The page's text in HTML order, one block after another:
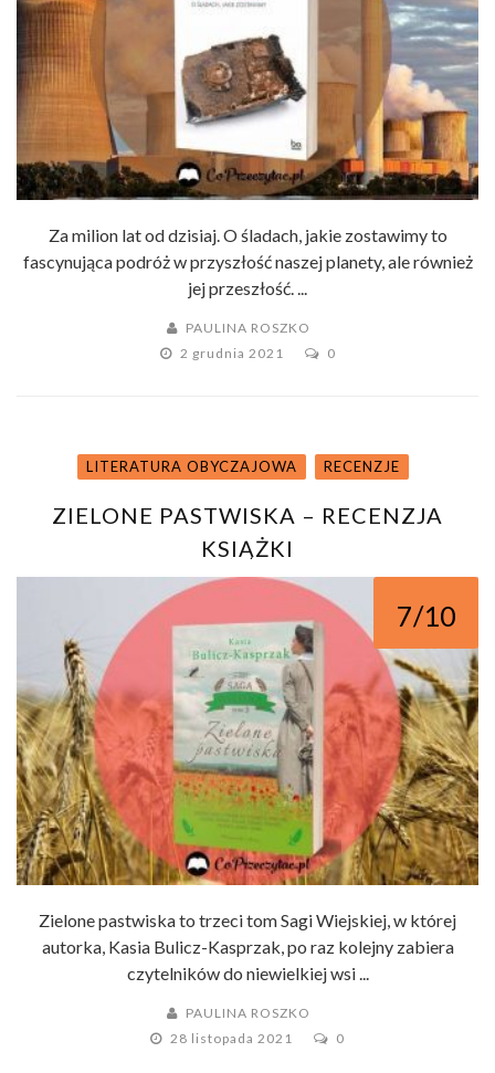
Za milion lat od dzisiaj. O śladach, jakie zostawimy to
fascynująca podróż w przyszłość naszej planety, ale również
jej przeszłość. ...
PAULINA ROSZKO
2 grudnia 2021
0
LITERATURA OBYCZAJOWA RECENZJE
ZIELONE PASTWISKA – RECENZJA
KSIĄŻKI
7/10
Zielone pastwiska to trzeci tom Sagi Wiejskiej, w której
autorka, Kasia Bulicz-Kasprzak, po raz kolejny zabiera
czytelników do niewielkiej wsi ...
PAULINA ROSZKO
28 listopada 2021
0